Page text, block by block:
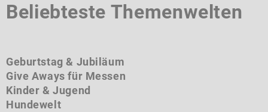
Beliebteste Themenwelten
Geburtstag & Jubiläum
Give Aways für Messen
Kinder & Jugend
Hundewelt